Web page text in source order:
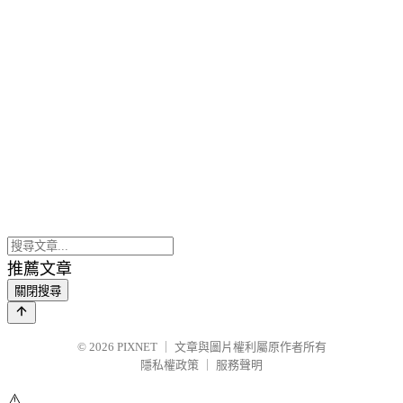
推薦文章
關閉搜尋
© 2026 PIXNET
文章與圖片權利屬原作者所有
隱私權政策
服務聲明